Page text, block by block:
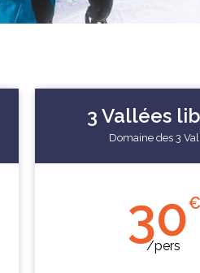
3 Vallées
Domaine des 3
30€
/pers